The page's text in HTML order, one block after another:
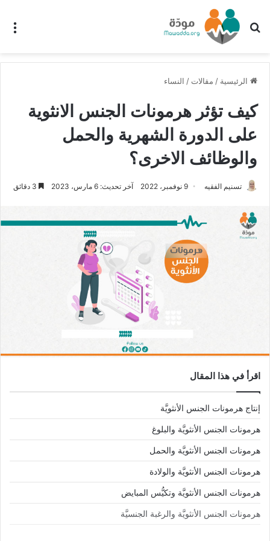
بحث عن
الرئيسية / مقالات / النساء
كيف تؤثر هرمونات الجنس الانثوية
على الدورة الشهرية والحمل
والوظائف الاخرى؟
تسنيم الفقيه 9 نوفمبر، 2022 آخر تحديث: 6 مارس، 2023
اقرأ في هذا المقال
إنتاج هرمونات الجنس الأنثويَّة
هرمونات الجنس الأنثويَّة والبلوغ
هرمونات الجنس الأنثويَّة والحمل
هرمونات الجنس الأنثويَّة والولادة
هرمونات الجنس الأنثويَّة وتكيُّس المبايض
هرمونات الجنس الأنثويَّة والرغبة الجنسيَّة